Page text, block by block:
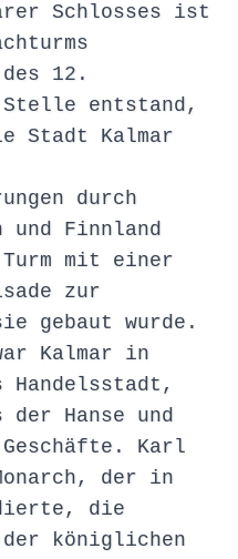
Schlosses ist
12.
Stelle entstand,
Stadt Kalmar
durch
Finnland
mit einer
zur
gebaut wurde.
Kalmar in
Hanse und
Geschäfte. Karl
der in
die
königlichen